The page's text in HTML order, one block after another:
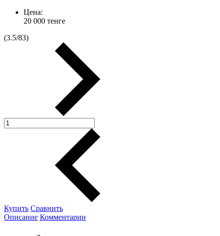
Цена:
20 000 тенге
(3.5/83)
Купить Сравнить
Описание Комментарии